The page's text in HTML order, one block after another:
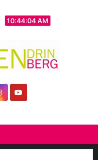
10:44:06 AM